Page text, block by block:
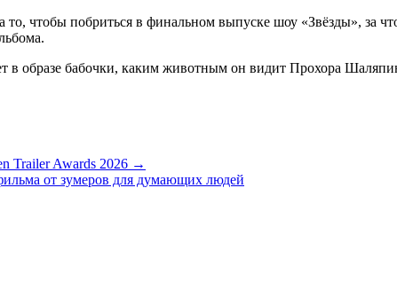
чтобы побриться в финальном выпуске шоу «Звёзды», за
образе бабочки, каким животным он видит Прохора
Trailer Awards 2026 →
от зумеров для думающих людей